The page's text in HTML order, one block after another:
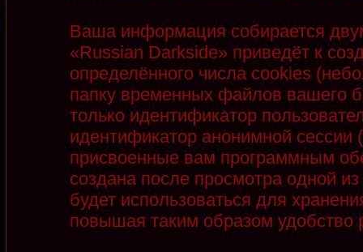
Ваша информация собирается
«Russian Darkside» приведёт к
определённого числа cookies
папку временных файлов вашего
только идентификатор
идентификатор анонимной
присвоенные вам программным
создана после просмотра одной
будет использоваться для
повышая таким образом